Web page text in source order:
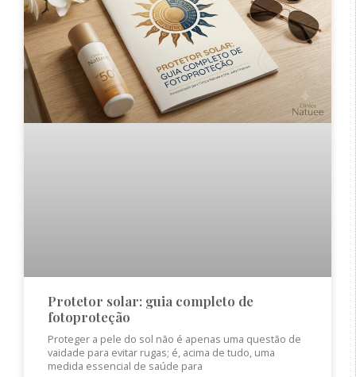
Protetor solar: guia completo de
fotoproteção
Proteger a pele do sol não é apenas uma questão de
vaidade para evitar rugas; é, acima de tudo, uma
medida essencial de saúde para